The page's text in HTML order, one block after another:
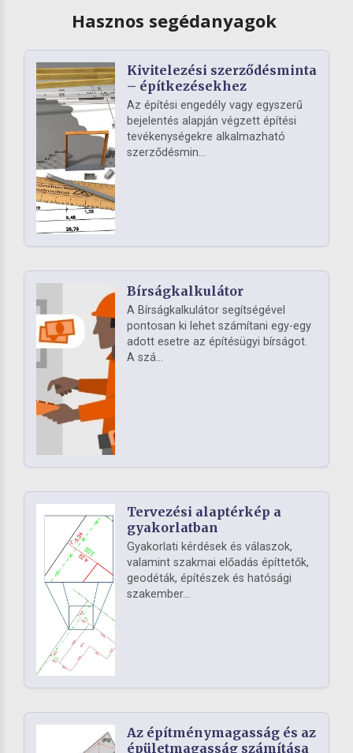
Hasznos segédanyagok
Kivitelezési szerződésminta
– építkezésekhez
Az építési engedély vagy egyszerű
bejelentés alapján végzett építési
tevékenységekre alkalmazható
szerződésmin...
Bírságkalkulátor
A Bírságkalkulátor segítségével
pontosan ki lehet számítani egy-egy
adott esetre az építésügyi bírságot.
A szá...
Tervezési alaptérkép a
gyakorlatban
Gyakorlati kérdések és válaszok,
valamint szakmai előadás építtetők,
geodéták, építészek és hatósági
szakember...
Az építménymagasság és az
épületmagasság számítása